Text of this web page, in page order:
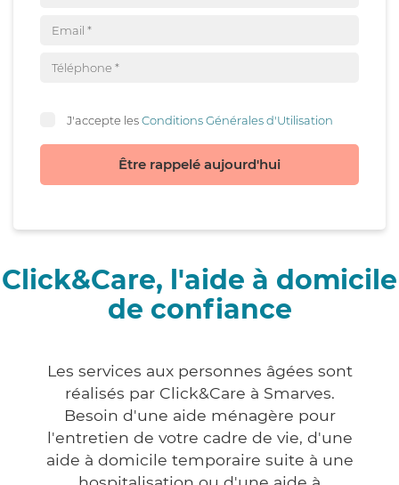
J'accepte lesConditions Générales d'Utilisation
Être rappelé aujourd'hui
Click&Care, l'aide à domicile
de confiance
Les services aux personnes âgées sont
réalisés par Click&Care à Smarves.
Besoin d'une aide ménagère pour
l'entretien de votre cadre de vie, d'une
aide à domicile temporaire suite à une